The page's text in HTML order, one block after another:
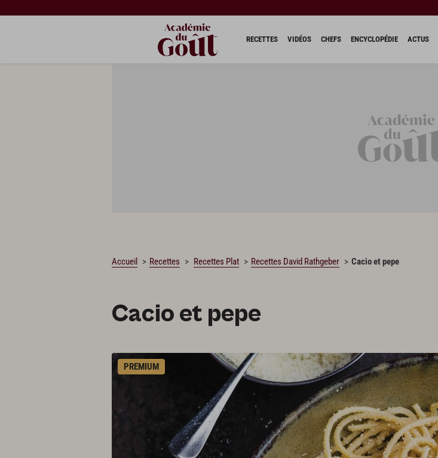
RECETTES VIDÉOS CHEFS ENCYCLOPÉDIE ACTUS
Accueil Recettes Recettes Plat Recettes David Rathgeber Cacio et pepe
Cacio et pepe
PREMIUM
CHARGEMENT…